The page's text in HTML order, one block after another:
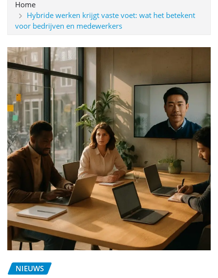
Home
Hybride werken krijgt vaste voet: wat het betekent
voor bedrijven en medewerkers
NIEUWS